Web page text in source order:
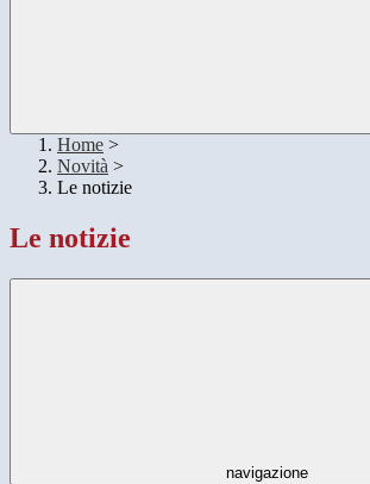
Home >
Novità >
Le notizie
Le notizie
navigazione